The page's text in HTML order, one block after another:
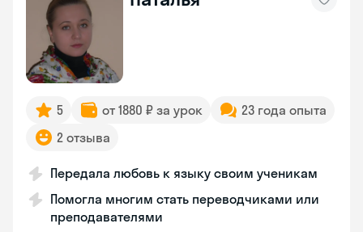
5 от 1880 ₽ за урок
23 года опыта
2 отзыва
Передала любовь к языку своим ученикам
Помогла многим стать переводчиками или
преподавателями